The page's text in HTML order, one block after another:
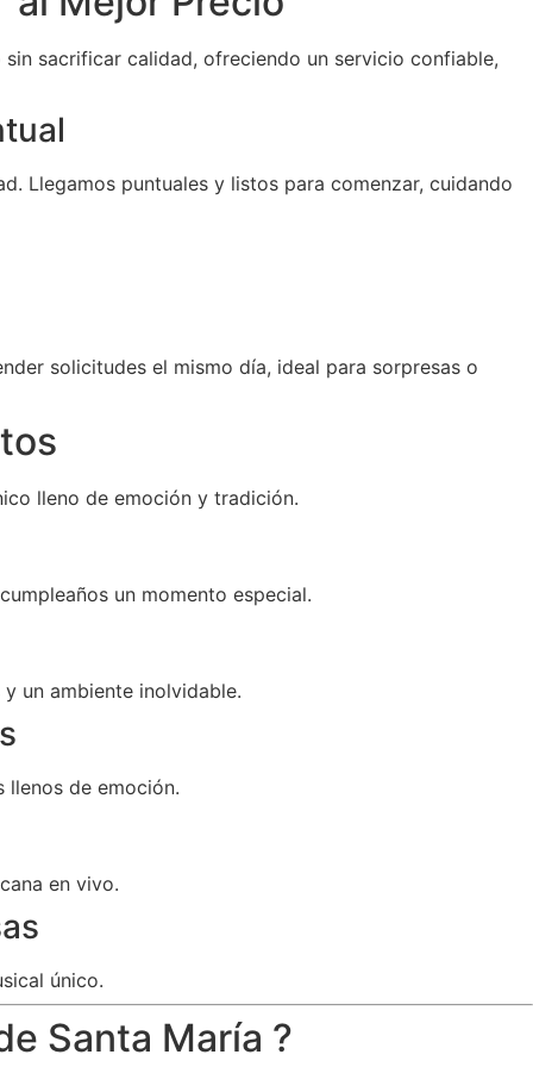
sacrificar calidad, ofreciendo un servicio confiable,
Llegamos puntuales y listos para comenzar, cuidando
solicitudes el mismo día, ideal para sorpresas o
lleno de emoción y tradición.
un momento especial.
un ambiente inolvidable.
llenos de emoción.
en vivo.
único.
Santa María ?